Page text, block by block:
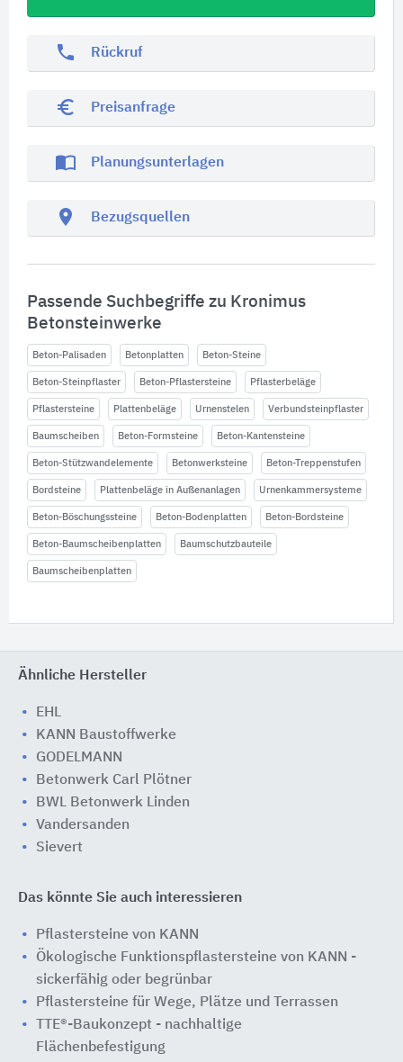
phone Rückruf
euro_symbol Preisanfrage
import_contacts Planungsunterlagen
location_on Bezugsquellen
Passende Suchbegriffe zu Kronimus
Betonsteinwerke
Beton-Palisaden Betonplatten Beton-Steine
Beton-Steinpflaster Beton-Pflastersteine Pflasterbeläge
Pflastersteine Plattenbeläge Urnenstelen Verbundsteinpflaster
Baumscheiben Beton-Formsteine Beton-Kantensteine
Beton-Stützwandelemente Betonwerksteine Beton-Treppenstufen
Bordsteine Plattenbeläge in Außenanlagen Urnenkammersysteme
Beton-Böschungssteine Beton-Bodenplatten Beton-Bordsteine
Beton-Baumscheibenplatten Baumschutzbauteile
Baumscheibenplatten
Ähnliche Hersteller
EHL
KANN Baustoffwerke
GODELMANN
Betonwerk Carl Plötner
BWL Betonwerk Linden
Vandersanden
Sievert
Das könnte Sie auch interessieren
Pflastersteine von KANN
Ökologische Funktionspflastersteine von KANN -
sickerfähig oder begrünbar
Pflastersteine für Wege, Plätze und Terrassen
TTE®-Baukonzept - nachhaltige
Flächenbefestigung